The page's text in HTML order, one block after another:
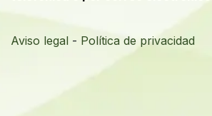
Aviso legal - Política de privacidad